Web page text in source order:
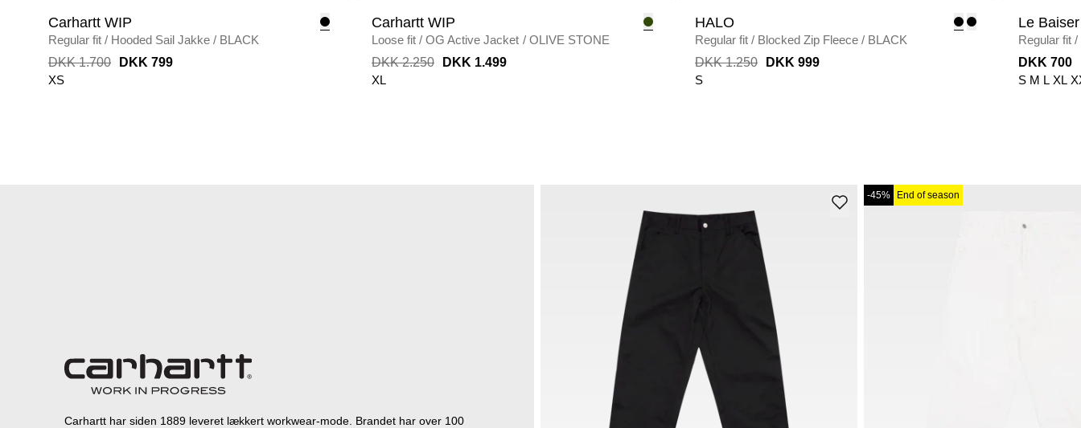
Carhartt WIP
Regular fit / Hooded Sail Jakke / BLACK
DKK 1.700
DKK 799
XS
Carhartt WIP
Loose fit / OG Active Jacket / OLIVE STONE
DKK 2.250
DKK 1.499
XL
HALO
Regular fit / Blocked Zip Fleece / BLACK
DKK 1.250
DKK 999
S
Le Baiser
Regular fit /
DKK 700
S M L XL
Carhartt har siden 1889 leveret lækkert workwear-mode. Brandet har over 100
-45% End of season